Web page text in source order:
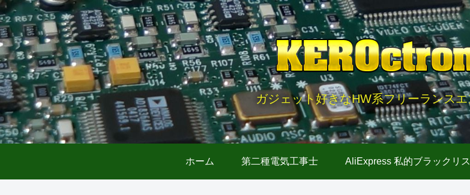
ガジェット好きなHW系フリーランス
ホーム 第二種電気工事士 AliExpress 私的ブラックリ